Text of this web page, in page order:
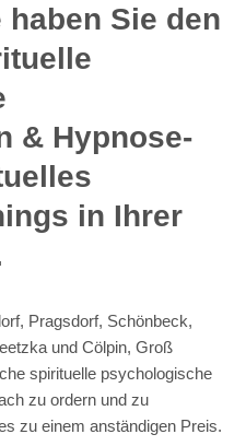
haben Sie den
& Hypnose-
in Ihrer
Pragsdorf, Schönbeck,
und Cölpin, Groß
spirituelle psychologische
zu ordern und zu
zu einem anständigen Preis.